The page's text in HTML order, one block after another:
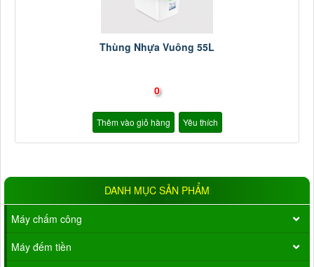
Thùng Nhựa Vuông 55L
0
Thêm vào giỏ hàng Yêu thích
DANH MỤC SẢN PHẨM
Máy chấm công
Máy đếm tiền